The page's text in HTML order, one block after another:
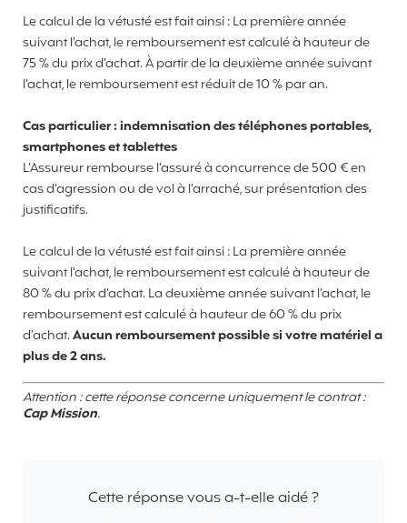
Le calcul de la vétusté est fait ainsi : La première année
suivant l’achat, le remboursement est calculé à hauteur de
75 % du prix d’achat. À partir de la deuxième année suivant
l’achat, le remboursement est réduit de 10 % par an.
Cas particulier : indemnisation des téléphones portables,
smartphones et tablettes
L’Assureur rembourse l’assuré à concurrence de 500 € en
cas d’agression ou de vol à l’arraché, sur présentation des
justificatifs.
Le calcul de la vétusté est fait ainsi : La première année
suivant l’achat, le remboursement est calculé à hauteur de
80 % du prix d’achat. La deuxième année suivant l’achat, le
remboursement est calculé à hauteur de 60 % du prix
d’achat.Aucun remboursement possible si votre matériel a
plus de 2 ans.
Attention : cette réponse concerne uniquement le contrat :
Cap Mission.
Cette réponse vous a-t-elle aidé ?